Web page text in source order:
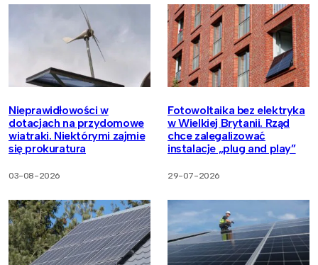
Nieprawidłowości w
dotacjach na przydomowe
wiatraki. Niektórymi zajmie
się prokuratura
03-08-2026
Fotowoltaika bez elektryka
w Wielkiej Brytanii. Rząd
chce zalegalizować
instalacje „plug and play”
29-07-2026